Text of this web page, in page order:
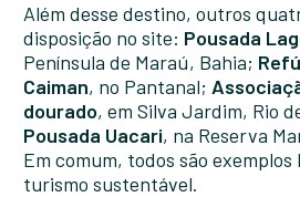
Além desse destino, outros
disposição no site: Pousada
Península de Maraú, Bahia;
Caiman, no Pantanal;
dourado, em Silva Jardim, Rio
Pousada Uacari, na Reserva
Em comum, todos são
turismo sustentável.